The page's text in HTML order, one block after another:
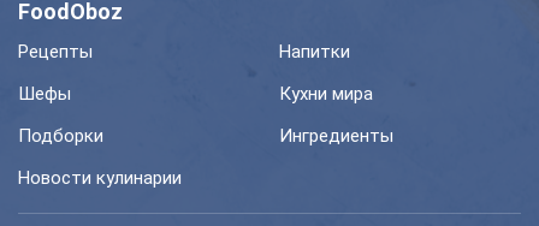
FoodOboz
Рецепты
Напитки
Шефы
Кухни мира
Подборки
Ингредиенты
Новости кулинарии